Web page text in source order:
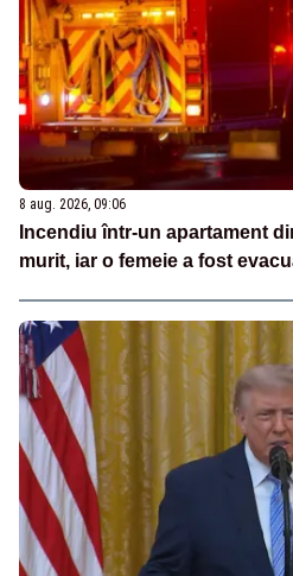
8 aug. 2026, 09:06
Incendiu într-un apartament
murit, iar o femeie a fost